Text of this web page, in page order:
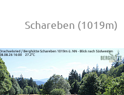
Schareben (1019m)